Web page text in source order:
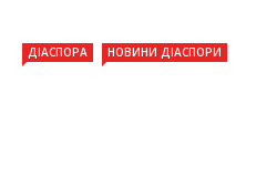
ДІАСПОРА НОВИНИ ДІАСПОРИ